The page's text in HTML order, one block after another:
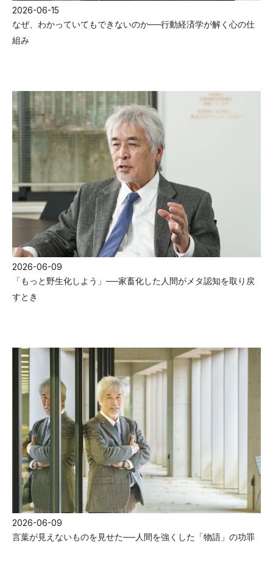
2026-06-15
なぜ、わかっていてもできないのか──行動経済学が解く心の仕
組み
2026-06-09
「もっと野生化しよう」──家畜化した人間がメタ認知を取り戻
すとき
2026-06-09
言葉が見えないものを見せた──人間を強くした「物語」の功罪